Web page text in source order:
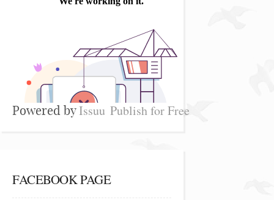
Powered byIssuu Publish for Free
FACEBOOK PAGE